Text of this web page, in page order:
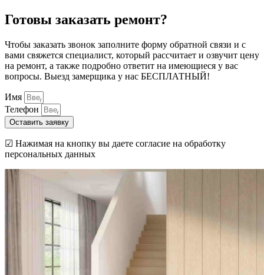
Готовы заказать ремонт?
Чтобы заказать звонок заполните форму обратной связи и с
вами свяжется специалист, который рассчитает и озвучит цену
на ремонт, а также подробно ответит на имеющиеся у вас
вопросы. Выезд замерщика у нас БЕСПЛАТНЫЙ!
Имя
Телефон
Оставить заявку
☑ Нажимая на кнопку вы даете согласие на обработку
персональных данных